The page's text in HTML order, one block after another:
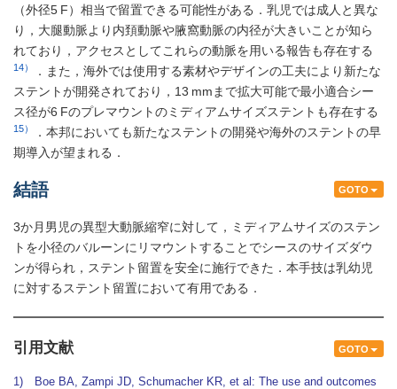
（外径5 F）相当で留置できる可能性がある．乳児では成人と異な
り，大腿動脈より内頚動脈や腋窩動脈の内径が大きいことが知ら
れており，アクセスとしてこれらの動脈を用いる報告も存在する
14）
．また，海外では使用する素材やデザインの工夫により新たな
ステントが開発されており，13 mmまで拡大可能で最小適合シー
ス径が6 Fのプレマウントのミディアムサイズステントも存在する
15）
．本邦においても新たなステントの開発や海外のステントの早
期導入が望まれる．
GOTO
結語
3か月男児の異型大動脈縮窄に対して，ミディアムサイズのステン
トを小径のバルーンにリマウントすることでシースのサイズダウ
ンが得られ，ステント留置を安全に施行できた．本手技は乳幼児
に対するステント留置において有用である．
GOTO
引用文献
1) Boe BA, Zampi JD, Schumacher KR, et al: The use and outcomes